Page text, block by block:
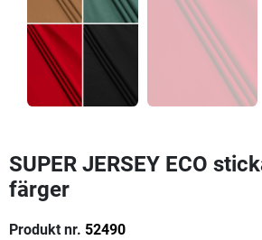
SUPER JERSEY ECO
färger
Produkt nr. 52490